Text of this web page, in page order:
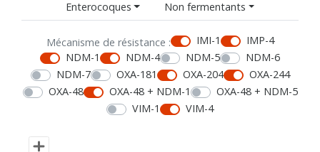
Enterocoques
Non fermentants
Mécanisme de résistance : IMI-1
IMP-4
NDM-1
NDM-4 NDM-5
NDM-6
NDM-7
OXA-181 OXA-204
OXA-244
OXA-48
OXA-48 + NDM-1
OXA-48 + NDM-5
VIM-1
VIM-4